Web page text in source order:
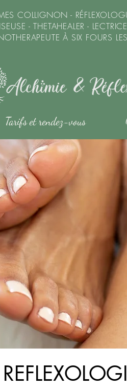
COLLIGNON -
- THETAHEALER -
À SIX FOURS
Tarifs et rendez-vous